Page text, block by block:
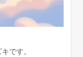
です。